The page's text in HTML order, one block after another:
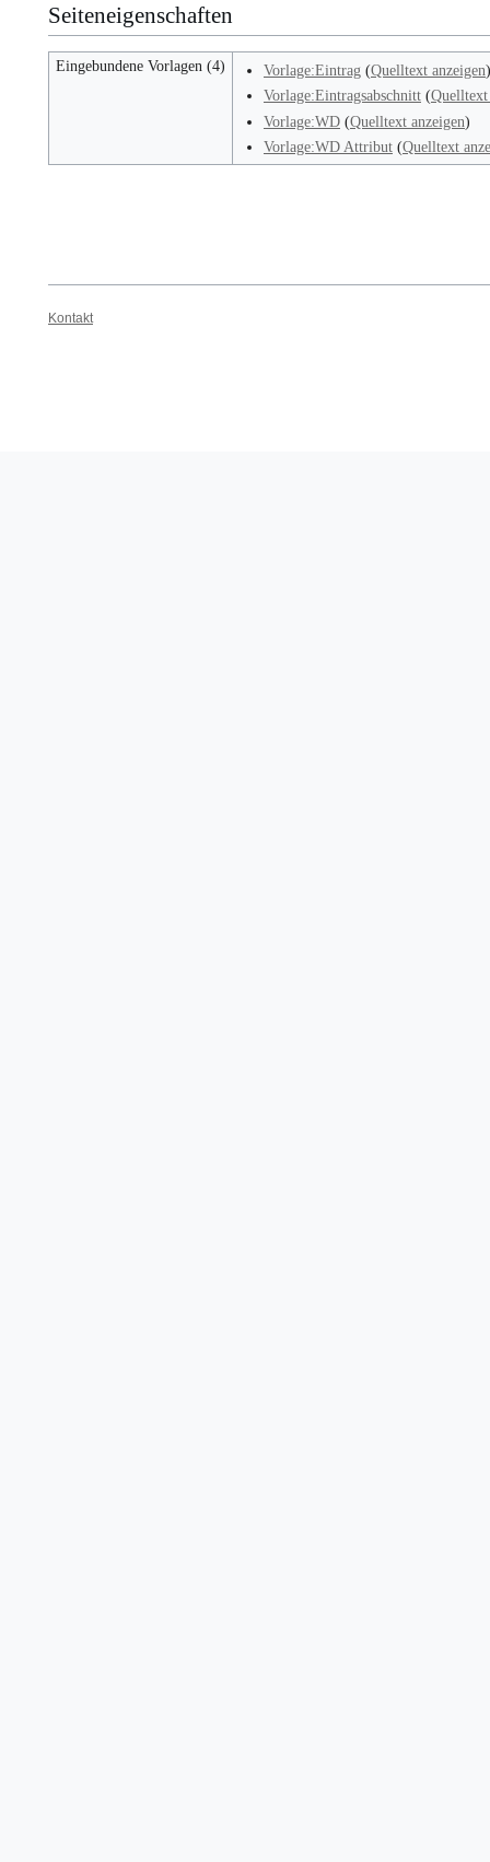
Seiteneigenschaften
Eingebundene Vorlagen (4) Vorlage:Eintrag(Quelltext anzeigen)
Vorlage:Eintragsabschnitt(Quelltext
Vorlage:WD(Quelltext anzeigen)
Vorlage:WD Attribut(Quelltext
Kontakt